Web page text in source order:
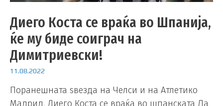
Диего Коста се враќа во Шпанија,
ќе му биде соиграч на
Димитриевски!
11.08.2022
Поранешната ѕвезда на Челси и на Атлетико
Мадрид, Диего Коста се враќа во шпанската Ла